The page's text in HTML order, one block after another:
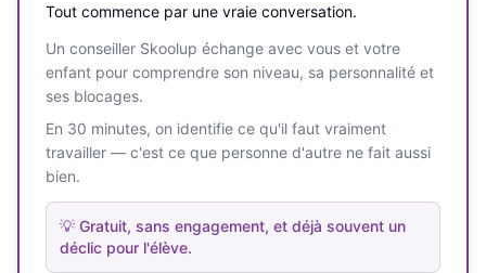
Tout commence par une vraie conversation.
Un conseiller Skoolup échange avec vous et votre
enfant pour comprendre son niveau, sa personnalité et
ses blocages.
En 30 minutes, on identifie ce qu'il faut vraiment
travailler — c'est ce que personne d'autre ne fait aussi
bien.
💡 Gratuit, sans engagement, et déjà souvent un
déclic pour l'élève.